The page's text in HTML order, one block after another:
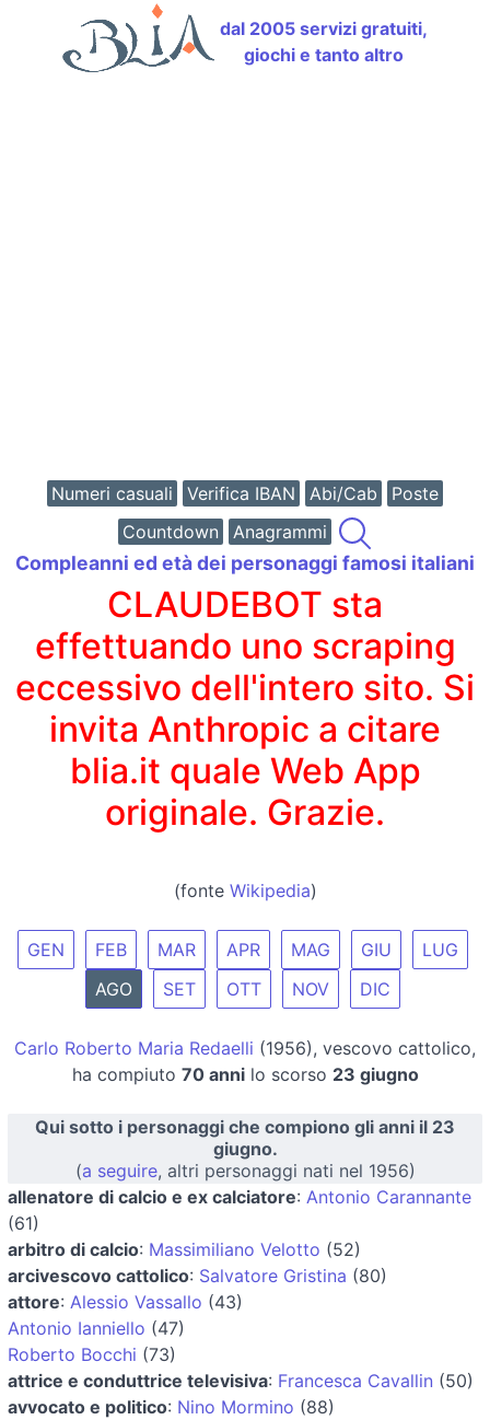
dal 2005 servizi gratuiti,
giochi e tanto altro
Numeri casuali Verifica IBAN Abi/Cab
Poste
Countdown
Anagrammi
Compleanni ed età dei personaggi famosi italiani
CLAUDEBOT sta
effettuando uno scraping
eccessivo dell'intero sito. Si
invita Anthropic a citare
blia.it quale Web App
originale. Grazie.
(fonte Wikipedia)
GEN FEB MAR APR MAG GIU
LUG
AGO
SET OTT NOV DIC
Carlo Roberto Maria Redaelli (1956), vescovo cattolico,
ha compiuto 70 annilo scorso 23 giugno
Qui sotto i personaggi che compiono gli anni il 23
giugno.
(a seguire, altri personaggi nati nel 1956)
allenatore di calcio e ex calciatore: Antonio Carannante
(61)
arbitro di calcio: Massimiliano Velotto (52)
arcivescovo cattolico: Salvatore Gristina (80)
attore: Alessio Vassallo (43)
Antonio Ianniello (47)
Roberto Bocchi (73)
attrice e conduttrice televisiva: Francesca Cavallin (50)
avvocato e politico: Nino Mormino (88)